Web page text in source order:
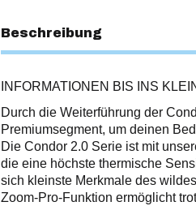
Beschreibung
INFORMATIONEN BIS INS
Durch die Weiterführung der
Premiumsegment, um deinen
Die Condor 2.0 Serie ist mit
die eine höchste thermische
sich kleinste Merkmale des
Zoom-Pro-Funktion ermöglicht